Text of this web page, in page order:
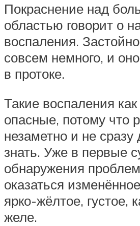
Покраснение над
областью говорит о
воспаления.
совсем немного, и
в протоке.
Такие воспаления
опасные, потому что
незаметно и не
знать. Уже в первые
обнаружения
оказаться
ярко-жёлтое, густое,
желе.